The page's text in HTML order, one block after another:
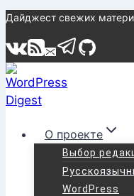
Перейти
содержимому
Дайджест свежих
О проекте
Выбор
WordPress